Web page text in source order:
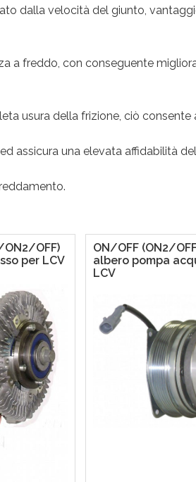
dalla velocità del giunto,
a freddo, con conseguente
usura della frizione, ciò consente
assicura una elevata affidabilità
OFF)
per LCV
ON/OFF (ON2/
albero pompa
LCV